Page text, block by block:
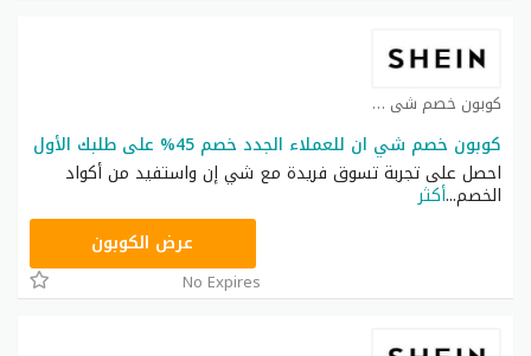
كوبون خصم شي ان كوبون
كوبون خصم شي ان للعملاء الجدد خصم 45% على طلبك الأول
احصل على تجربة تسوق فريدة مع شي إن واستفيد من أكواد
الخصم...أكثر
عرض الكوبون
No Expires